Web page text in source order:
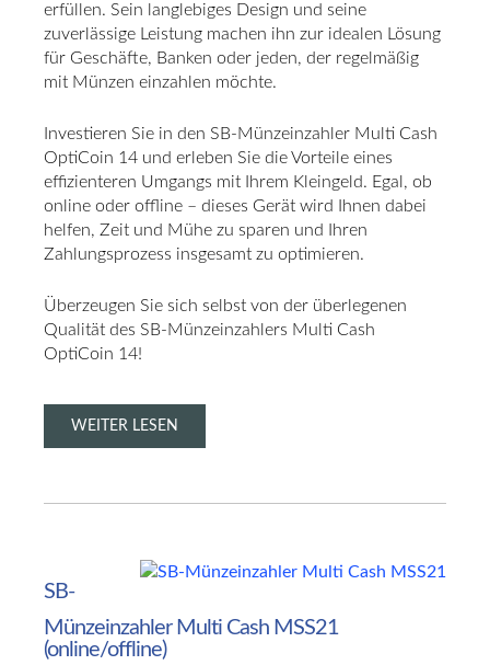
erfüllen. Sein langlebiges Design und seine
zuverlässige Leistung machen ihn zur idealen Lösung
für Geschäfte, Banken oder jeden, der regelmäßig
mit Münzen einzahlen möchte.
Investieren Sie in den SB-Münzeinzahler Multi Cash
OptiCoin 14 und erleben Sie die Vorteile eines
effizienteren Umgangs mit Ihrem Kleingeld. Egal, ob
online oder offline – dieses Gerät wird Ihnen dabei
helfen, Zeit und Mühe zu sparen und Ihren
Zahlungsprozess insgesamt zu optimieren.
Überzeugen Sie sich selbst von der überlegenen
Qualität des SB-Münzeinzahlers Multi Cash
OptiCoin 14!
WEITER LESEN
SB-
Münzeinzahler Multi Cash MSS21
(online/offline)